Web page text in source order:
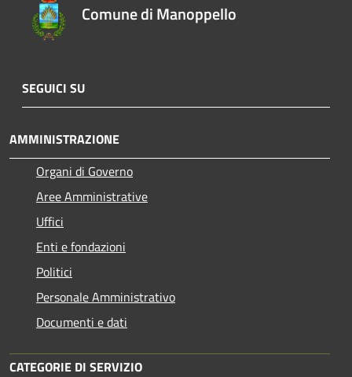
Comune di Manoppello
SEGUICI SU
AMMINISTRAZIONE
Organi di Governo
Aree Amministrative
Uffici
Enti e fondazioni
Politici
Personale Amministrativo
Documenti e dati
CATEGORIE DI SERVIZIO